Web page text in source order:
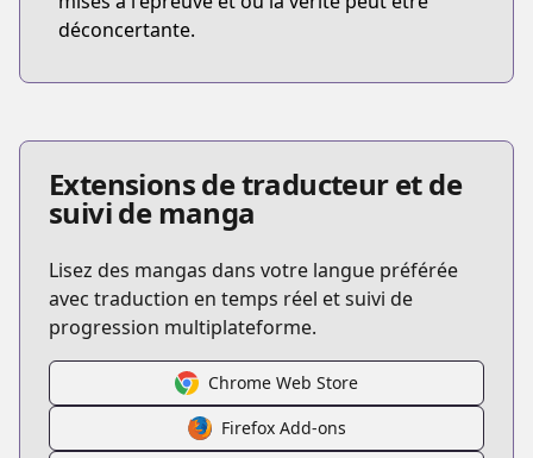
déconcertante.
Extensions de traducteur et de
suivi de manga
Lisez des mangas dans votre langue préférée
avec traduction en temps réel et suivi de
progression multiplateforme.
Chrome Web Store
Firefox Add-ons